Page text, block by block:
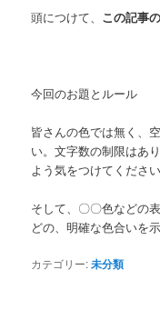
頭につけて、 この記事
今回のお題とルール
皆さんの色では無く、
い。文字数の制限はあ
よう気をつけてください
そして、〇〇色などの
どの、明確な色合いを
カテゴリー:未分類